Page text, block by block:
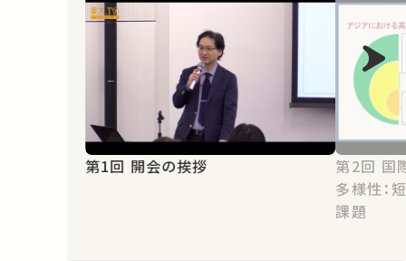
第1回 開会の挨拶
第2回 国際高等教育における学びの
多様性：
課題